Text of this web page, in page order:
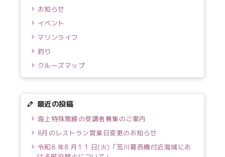
お知らせ
イベント
マリンライフ
釣り
クルーズマップ
最近の投稿
海上特殊無線の受講者募集のご案内
8月のレストラン営業日変更のお知らせ
令和8 年8 月1 1 日(火)「荒川葛西橋付近海域にお